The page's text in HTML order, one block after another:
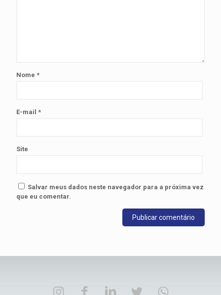
Nome *
E-mail *
Site
Salvar meus dados neste navegador para a próxima vez
que eu comentar.